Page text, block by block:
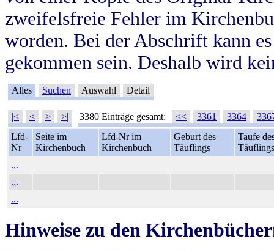
zweifelsfreie Fehler im
worden. Bei der Abschrift kann
gekommen sein. Deshalb wird
Alles Suchen Auswahl Detail
|< < > >| 3380 Einträge gesamt: << 3361 3364
Lfd-
Nr
Seite im
Kirchenbuch
Lfd-Nr im
Kirchenbuch
Geburt des
Täuflings
Taufe
Täuflings
...
...
...
Hinweise zu den